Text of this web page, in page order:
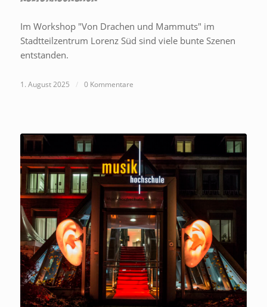
Im Workshop "Von Drachen und Mammuts" im
Stadtteilzentrum Lorenz Süd sind viele bunte Szenen
entstanden.
1. August 2025 / 0 Kommentare